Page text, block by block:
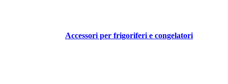
Accessori per frigoriferi e congelatori